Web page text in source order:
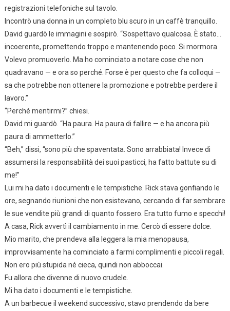
registrazioni telefoniche sul tavolo.
Incontrò una donna in un completo blu scuro in un caffè tranquillo.
David guardò le immagini e sospirò. “Sospettavo qualcosa. È stato…
incoerente, promettendo troppo e mantenendo poco. Si mormora.
Volevo promuoverlo. Ma ho cominciato a notare cose che non
quadravano — e ora so perché. Forse è per questo che fa colloqui —
sa che potrebbe non ottenere la promozione e potrebbe perdere il
lavoro.”
“Perché mentirmi?” chiesi.
David mi guardò. “Ha paura. Ha paura di fallire — e ha ancora più
paura di ammetterlo.”
“Beh,” dissi, “sono più che spaventata. Sono arrabbiata! Invece di
assumersi la responsabilità dei suoi pasticci, ha fatto battute su di
me!”
Lui mi ha dato i documenti e le tempistiche. Rick stava gonfiando le
ore, segnando riunioni che non esistevano, cercando di far sembrare
le sue vendite più grandi di quanto fossero. Era tutto fumo e specchi!
A casa, Rick avvertì il cambiamento in me. Cercò di essere dolce.
Mio marito, che prendeva alla leggera la mia menopausa,
improvvisamente ha cominciato a farmi complimenti e piccoli regali.
Non ero più stupida né cieca, quindi non abboccai.
Fu allora che divenne di nuovo crudele.
Mi ha dato i documenti e le tempistiche.
A un barbecue il weekend successivo, stavo prendendo da bere